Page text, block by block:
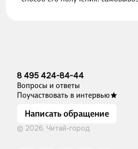
8 495 424-84-44
Вопросы и ответы
Поучаствовать в интервью
Написать обращение
© 2026, Читай-город